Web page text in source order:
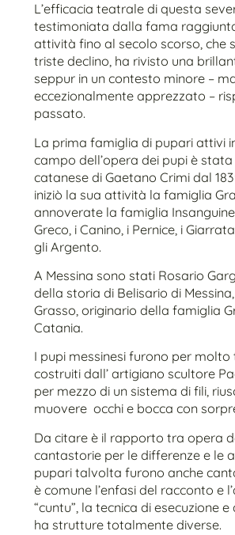
L’efficacia teatrale di questa
testimoniata dalla fama
attività fino al secolo scorso, che
triste declino, ha rivisto una
seppur in un contesto minore –
eccezionalmente apprezzato –
passato.
La prima famiglia di pupari attivi
campo dell’opera dei pupi è
catanese di Gaetano Crimi dal
iniziò la sua attività la famiglia
annoverate la famiglia
Greco, i Canino, i Pernice, i
gli Argento.
A Messina sono stati Rosario
della storia di Belisario di
Grasso, originario della famiglia
Catania.
I pupi messinesi furono per
costruiti dall’ artigiano scultore
per mezzo di un sistema di fili,
muovere occhi e bocca con
Da citare è il rapporto tra opera
cantastorie per le differenze e le
pupari talvolta furono anche
è comune l’enfasi del racconto e
“cuntu”, la tecnica di esecuzione
ha strutture totalmente diverse.